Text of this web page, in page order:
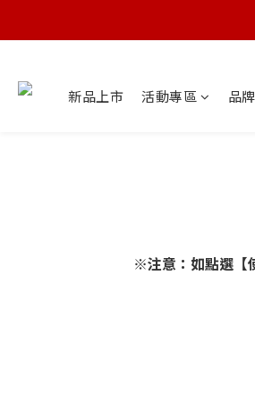
新品上市 活動專區 品
※注意：如點選【